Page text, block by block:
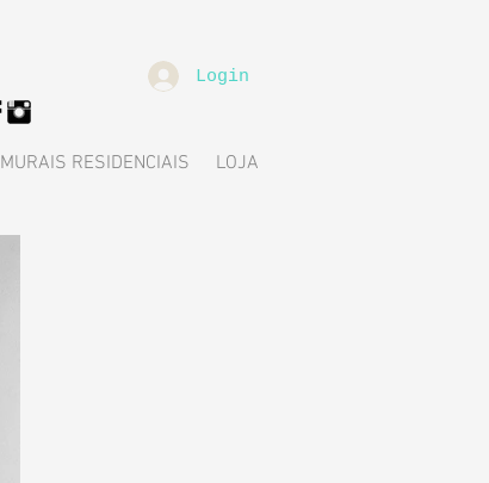
Login
MURAIS RESIDENCIAIS LOJA